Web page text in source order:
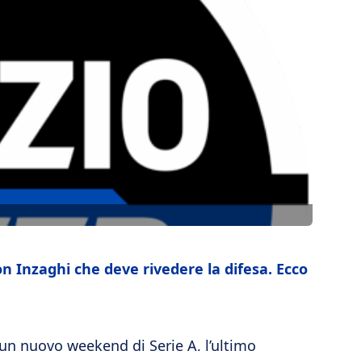
Inzaghi che deve rivedere la difesa. Ecco
nuovo weekend di Serie A, l’ultimo